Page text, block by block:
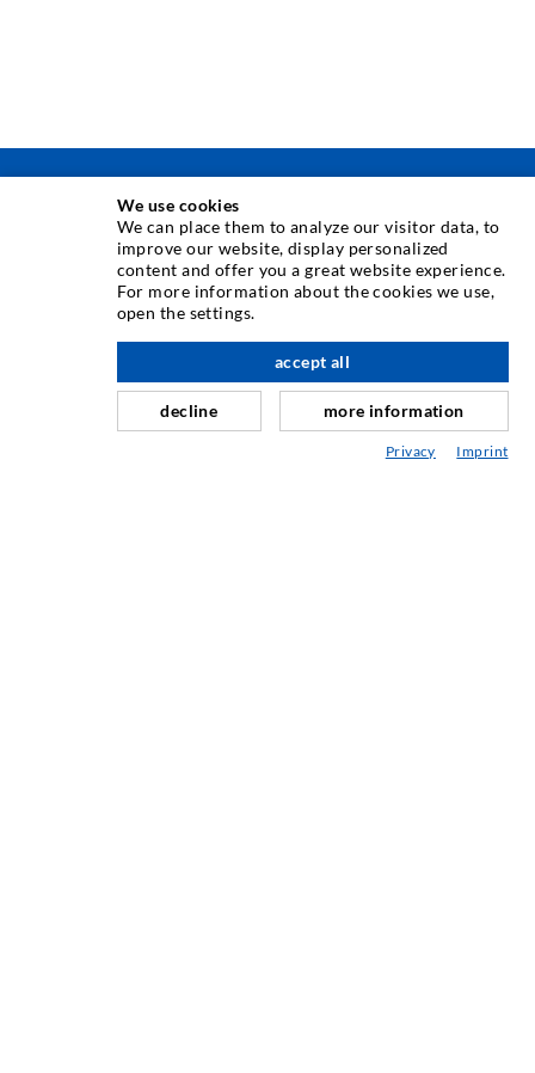
INJEKSJONSTEKNIKK
Rissinjeksjon
Horisontal tetning
Slør- og flateinjeksjon
Fugereparasjon
Tunnel og Anlegg
We use cookies
We can place them to analyze our visitor data, to
improve our website, display personalized
content and offer you a great website experience.
For more information about the cookies we use,
open the settings.
decline
accept all
more information
Privacy Imprint